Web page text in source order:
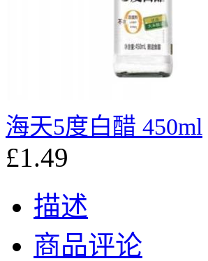
海天5度白醋 450ml
£1.49
描述
商品评论